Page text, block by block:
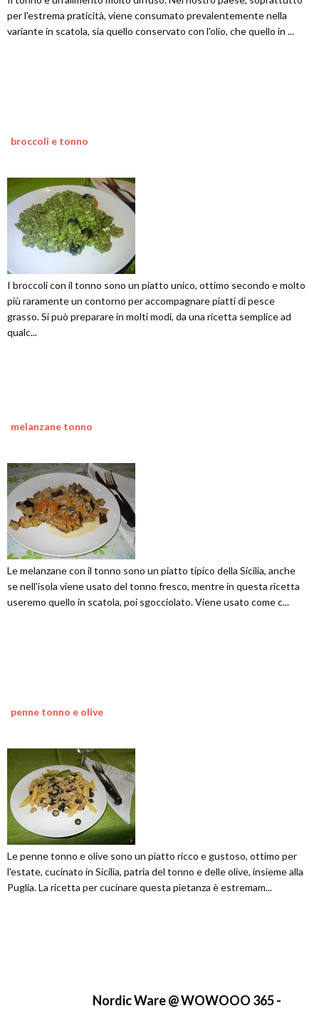
per l'estrema praticità, viene consumato prevalentemente nella
variante in scatola, sia quello conservato con l'olio, che quello in ...
broccoli e tonno
I broccoli con il tonno sono un piatto unico, ottimo secondo e molto
più raramente un contorno per accompagnare piatti di pesce
grasso. Si può preparare in molti modi, da una ricetta semplice ad
qualc...
melanzane tonno
Le melanzane con il tonno sono un piatto tipico della Sicilia, anche
se nell'isola viene usato del tonno fresco, mentre in questa ricetta
useremo quello in scatola, poi sgocciolato. Viene usato come c...
penne tonno e olive
Le penne tonno e olive sono un piatto ricco e gustoso, ottimo per
l'estate, cucinato in Sicilia, patria del tonno e delle olive, insieme alla
Puglia. La ricetta per cucinare questa pietanza è estremam...
Nordic Ware @ WOWOOO 365 -